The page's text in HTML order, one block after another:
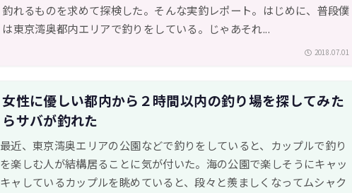
釣れるものを求めて探検した。そんな実釣レポート。はじめに、普段僕
は東京湾奥都内エリアで釣りをしている。じゃあそれ...
2018.07.01
女性に優しい都内から２時間以内の釣り場を探してみた
らサバが釣れた
最近、東京湾奥エリアの公園などで釣りをしていると、カップルで釣り
を楽しむ人が結構居ることに気が付いた。海の公園で楽しそうにキャッ
キャしているカップルを眺めていると、段々と羨ましくなってムシャク